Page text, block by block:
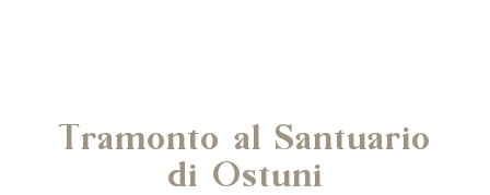
Tramonto al Santuario
di Ostuni